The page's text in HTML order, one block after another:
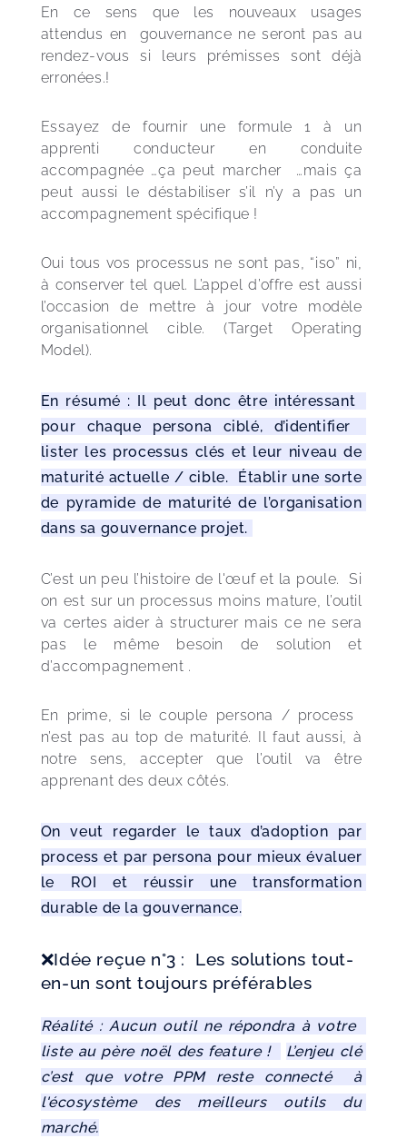
En ce sens que les nouveaux usages
attendus en  gouvernance ne seront pas au
rendez-vous si leurs prémisses sont déjà
erronées.!
Essayez de fournir une formule 1 à un
apprenti conducteur en conduite
accompagnée …ça peut marcher  …mais ça
peut aussi le déstabiliser s’il n’y a pas un
accompagnement spécifique !
Oui tous vos processus ne sont pas, “iso” ni,
à conserver tel quel. L’appel d’offre est aussi
l’occasion de mettre à jour votre modèle
organisationnel cible. (Target Operating
Model).
En résumé : Il peut donc être intéressant
pour chaque persona ciblé, d’identifier
lister les processus clés et leur niveau de
maturité actuelle / cible.  Établir une sorte
de pyramide de maturité de l’organisation
dans sa gouvernance projet.
C’est un peu l’histoire de l'œuf et la poule.  Si
on est sur un processus moins mature, l’outil
va certes aider à structurer mais ce ne sera
pas le même besoin de solution et
d’accompagnement .
En prime, si le couple persona / process
n’est pas au top de maturité. Il faut aussi, à
notre sens, accepter que l’outil va être
apprenant des deux côtés.
On veut regarder le taux d’adoption par
process et par persona pour mieux évaluer
le ROI et réussir une transformation
durable de la gouvernance.
❌Idée reçue n°3 : Les solutions tout-
en-un sont toujours préférables
Réalité : Aucun outil ne répondra à votre
liste au père noël des feature !
L’enjeu clé
c’est que votre PPM reste connecté  à
l'écosystème des meilleurs outils du
marché.